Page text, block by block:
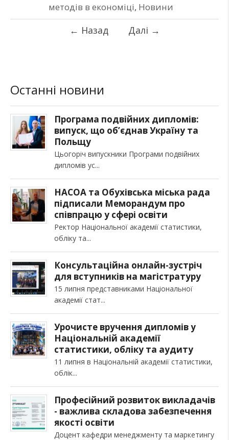
методів в економіці, Новини
← Назад Далі →
Останні новини
Програма подвійних дипломів:
випуск, що об’єднав Україну та
Польщу
Цьогоріч випускники Програми подвійних
дипломів ус
НАСОА та Обухівська міська рада
підписали Меморандум про
співпрацю у сфері освіти
Ректор Національної академії статистики,
обліку та
Консультаційна онлайн-зустріч
для вступників на магістратуру
15 липня представниками Національної
академії стат
Урочисте вручення дипломів у
Національній академії
статистики, обліку та аудиту
11 липня в Національній академії статистики,
облік
Професійний розвиток викладачів
- важлива складова забезпечення
якості освіти
Доцент кафедри менеджменту та маркетингу